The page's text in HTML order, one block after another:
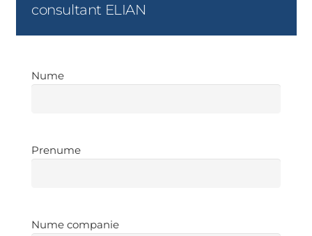
consultant ELIAN
Nume
Nume
Prenume
Prenume
Nume
Nume companie